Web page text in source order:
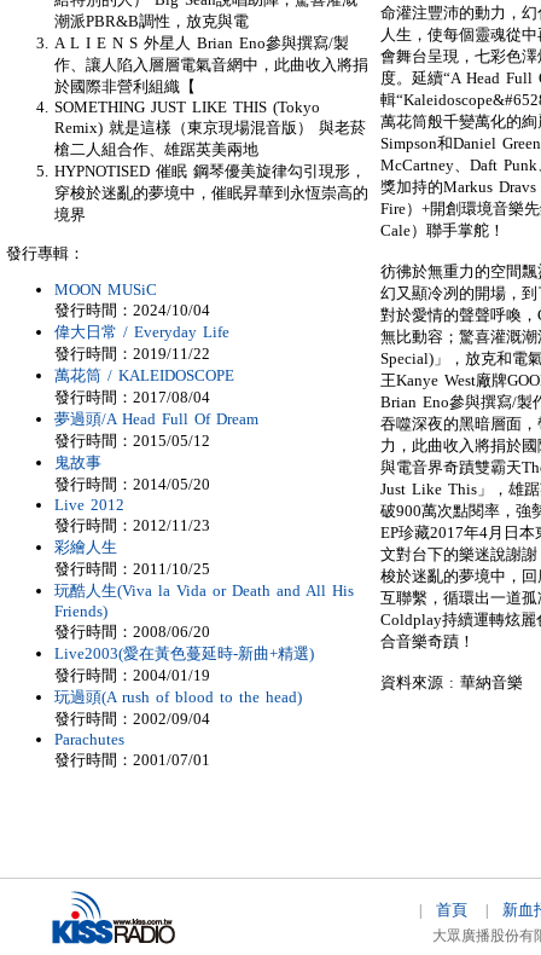
命灌注豐沛的動力，
人生，使每個靈魂從
會舞台呈現，七彩色
度。延續“A Head Full
輯
萬花筒般千變萬化的
Simpson和Daniel
McCartney、Daft
獎加持的Markus
Fire）+開創環境音樂
Cale）聯手掌舵！
彷彿於無重力的空間
幻又顯冷冽的開場，
對於愛情的聲聲呼喚
無比動容；驚喜灌溉潮
Special)」，放克和電
王Kanye West廠牌
Brian Eno參與撰寫/製
吞噬深夜的黑暗層面
力，此曲收入將捐於
與電音界奇蹟雙霸天
Just Like This」，雄
破900萬次點閱率，強
EP珍藏2017年4月日
文對台下的樂迷說謝
梭於迷亂的夢境中，
互聯繫，循環出一道
Coldplay持續運轉炫
合音樂奇蹟！
資料來源 : 華納音樂
潮派PBR&B調性，放克與電
A L I E N S 外星人 Brian Eno參與撰寫/製
作、讓人陷入層層電氣音網中，此曲收入將捐
於國際非營利組織【
SOMETHING JUST LIKE THIS (Tokyo
Remix) 就是這樣（東京現場混音版） 與老菸
槍二人組合作、雄踞英美兩地
HYPNOTISED 催眠 鋼琴優美旋律勾引現形，
穿梭於迷亂的夢境中，催眠昇華到永恆崇高的
境界
發行專輯：
MOON MUSiC
發行時間：2024/10/04
偉大日常 / Everyday Life
發行時間：2019/11/22
萬花筒 / KALEIDOSCOPE
發行時間：2017/08/04
夢過頭/A Head Full Of Dream
發行時間：2015/05/12
鬼故事
發行時間：2014/05/20
Live 2012
發行時間：2012/11/23
彩繪人生
發行時間：2011/10/25
玩酷人生(Viva la Vida or Death and All His
Friends)
發行時間：2008/06/20
Live2003(愛在黃色蔓延時-新曲+精選)
發行時間：2004/01/19
玩過頭(A rush of blood to the head)
發行時間：2002/09/04
Parachutes
發行時間：2001/07/01
首頁 新血
大眾廣播股份有